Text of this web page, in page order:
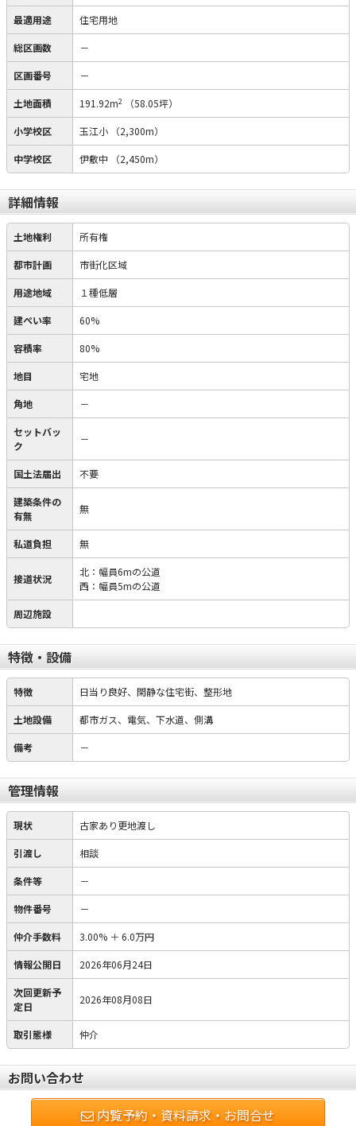
最適用途 住宅用地
総区画数 －
区画番号 －
土地面積 191.92m2 （58.05坪）
小学校区 玉江小 （2,300m）
中学校区 伊敷中 （2,450m）
詳細情報
土地権利 所有権
都市計画 市街化区域
用途地域 １種低層
建ぺい率 60%
容積率 80%
地目 宅地
角地 －
セットバッ
ク
－
国土法届出 不要
建築条件の
有無
無
私道負担 無
接道状況
北：幅員6mの公道
西：幅員5mの公道
周辺施設
特徴・設備
特徴 日当り良好、閑静な住宅街、整形地
土地設備 都市ガス、電気、下水道、側溝
備考 －
管理情報
現状 古家あり更地渡し
引渡し 相談
条件等 －
物件番号 －
仲介手数料 3.00% ＋ 6.0万円
情報公開日 2026年06月24日
次回更新予
定日
2026年08月08日
取引態様 仲介
お問い合わせ
内覧予約・資料請求・お問合せ